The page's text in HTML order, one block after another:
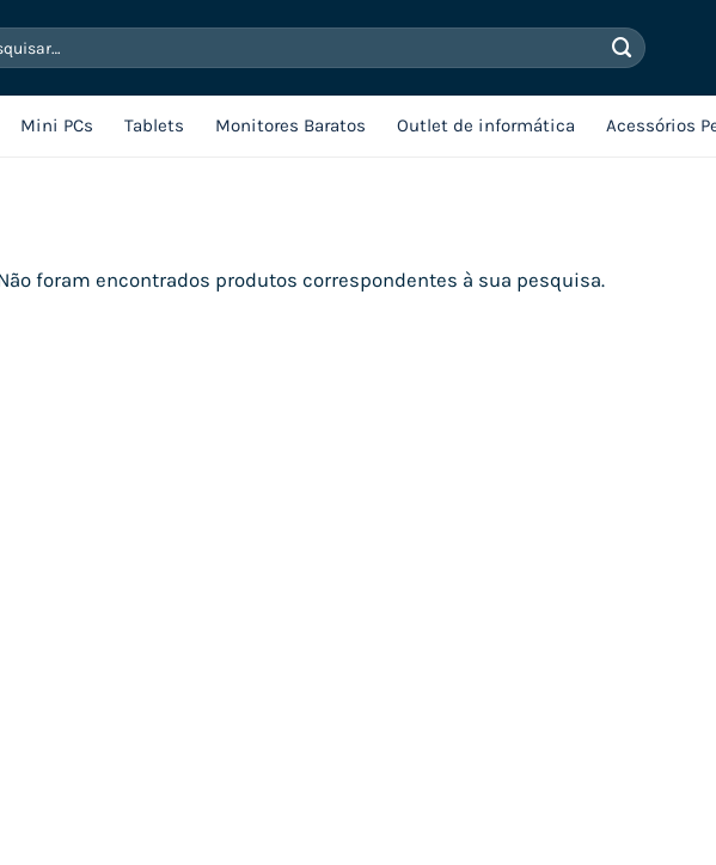
Mini PCs Tablets Monitores Baratos Outlet de informática Acessórios
foram encontrados produtos correspondentes à sua pesquisa.